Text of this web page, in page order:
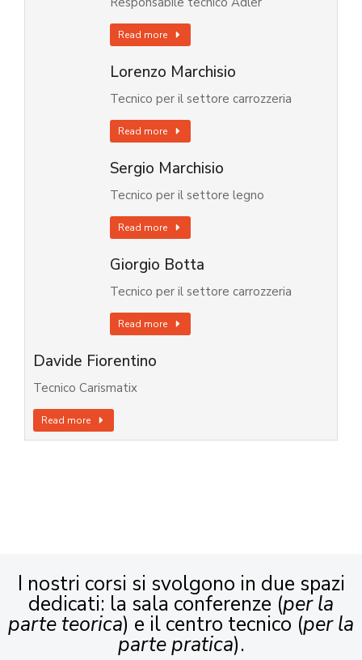
Read more
Lorenzo Marchisio
Tecnico per il settore carrozzeria
Read more
Sergio Marchisio
Tecnico per il settore legno
Read more
Giorgio Botta
Tecnico per il settore carrozzeria
Read more
Davide Fiorentino
Tecnico Carismatix
Read more
I nostri corsi si svolgono in due spazi
dedicati: la sala conferenze (per la
parte teorica) e il centro tecnico (per la
parte pratica).